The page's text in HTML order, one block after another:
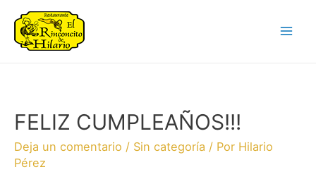
FELIZ CUMPLEAÑOS!!!
Deja un comentario / Sin categoría / Por Hilario
Pérez